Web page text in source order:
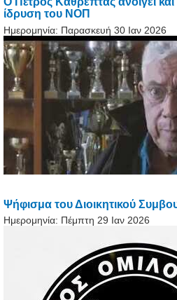
ίδρυση του ΝΟΠ
Ημερομηνία: Παρασκευή 30 Ιαν 2026
Ψήφισμα του Διοικητικού
Ημερομηνία: Πέμπτη 29 Ιαν 2026